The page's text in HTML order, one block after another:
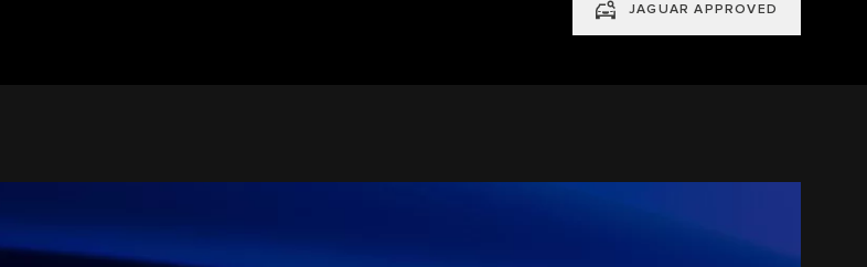
JAGUAR APPROVED